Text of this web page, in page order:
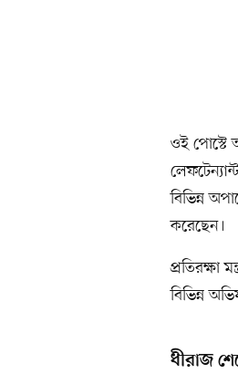
ওই পোস্টে
বিভিন্ন
করেছেন।
প্রতিরক্ষা
বিভিন্ন
ধীরাজ